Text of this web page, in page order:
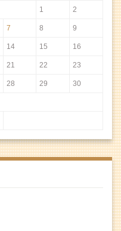
1 2
7 8 9
14 15 16
21 22 23
28 29 30